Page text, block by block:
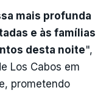
mais profunda
e às famílias
desta noite",
Los Cabos em
prometendo